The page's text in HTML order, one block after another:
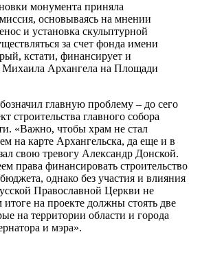
монумента приняла
основываясь на мнении
и установка скульптурной
за счет фонда имени
кстати, финансирует и
Михаила Архангела на Площади
главную проблему – до сего
строительства главного собора
«Важно, чтобы храм не стал
на карте Архангельска, да еще и в
свою тревогу Александр Донской.
права финансировать строительство
однако без участия и влияния
Православной Церкви не
на проекте должны стоять две
на территории области и города
и мэра».